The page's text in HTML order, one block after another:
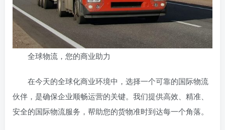
全球物流，您的商业助力
在今天的全球化商业环境中，选择一个可靠的国际物流
伙伴，是确保企业顺畅运营的关键。我们提供高效、精准、
安全的国际物流服务，帮助您的货物准时到达每一个角落。